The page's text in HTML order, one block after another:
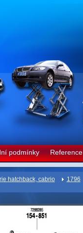
podmínky Reference
hatchback, cabrio
1796